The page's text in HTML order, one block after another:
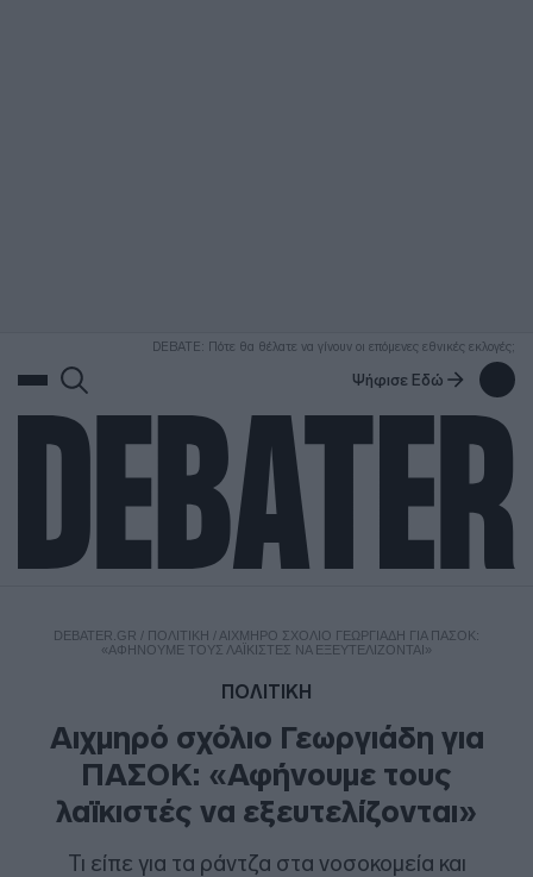
DEBATE: Πότε θα θέλατε να γίνουν οι επόμενες εθνικές εκλογές;
Ψήφισε Εδώ
DEBATER.GR / ΠΟΛΙΤΙΚΗ / ΑΙΧΜΗΡΌ ΣΧΌΛΙΟ ΓΕΩΡΓΙΆΔΗ ΓΙΑ ΠΑΣΟΚ:
«ΑΦΉΝΟΥΜΕ ΤΟΥΣ ΛΑΪΚΙΣΤΈΣ ΝΑ ΕΞΕΥΤΕΛΊΖΟΝΤΑΙ»
ΠΟΛΙΤΙΚΗ
Αιχμηρό σχόλιο Γεωργιάδη για
ΠΑΣΟΚ: «Αφήνουμε τους
λαϊκιστές να εξευτελίζονται»
Τι είπε για τα ράντζα στα νοσοκομεία και